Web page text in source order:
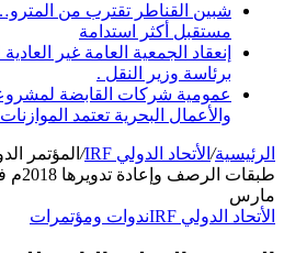
شبين القناطر تقترب من
مستقبل أكثر استدامة
إنعقاد الجمعية العامة غير
برئاسة وزير النقل .
عمومية شركات القابضة
والأعمال البحرية تعتمد
الرئيسية/ الأتحاد الدولي IRF / المؤتمر
مارس
الأتحاد الدولي IRF
ندوات ومؤتمرات